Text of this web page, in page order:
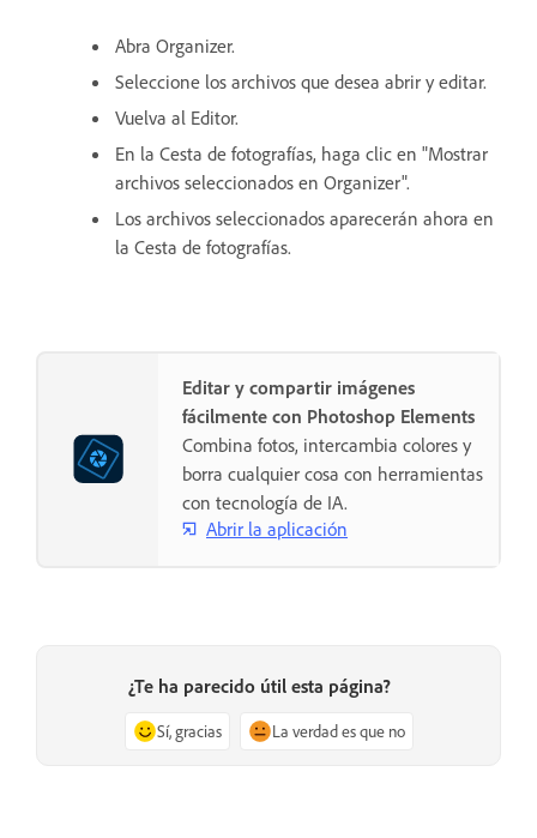
Abra Organizer.
Seleccione los archivos que desea abrir y editar.
Vuelva al Editor.
En la Cesta de fotografías, haga clic en "Mostrar
archivos seleccionados en Organizer".
Los archivos seleccionados aparecerán ahora en
la Cesta de fotografías.
Editar y compartir imágenes
fácilmente con Photoshop Elements
Combina fotos, intercambia colores y
borra cualquier cosa con herramientas
con tecnología de IA.
Abrir la aplicación
¿Te ha parecido útil esta página?
Sí, gracias La verdad es que no